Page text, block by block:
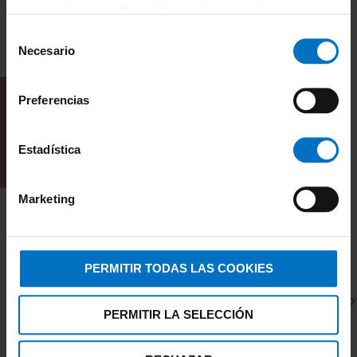
Necesario
Preferencias
Estadística
Marketing
PERMITIR TODAS LAS COOKIES
PERMITIR LA SELECCIÓN
TAMBIÉN TE PUEDE